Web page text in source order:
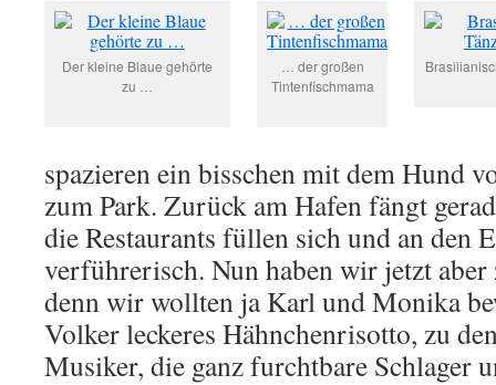
Der kleine Blaue gehörte
zu …
… der großen
Tintenfischmama
spazieren ein bisschen mit dem Hund
zum Park. Zurück am Hafen fängt
die Restaurants füllen sich und an den
verführerisch. Nun haben wir jetzt
denn wir wollten ja Karl und Monika
Volker leckeres Hähnchenrisotto, zu
Musiker, die ganz furchtbare Schlager